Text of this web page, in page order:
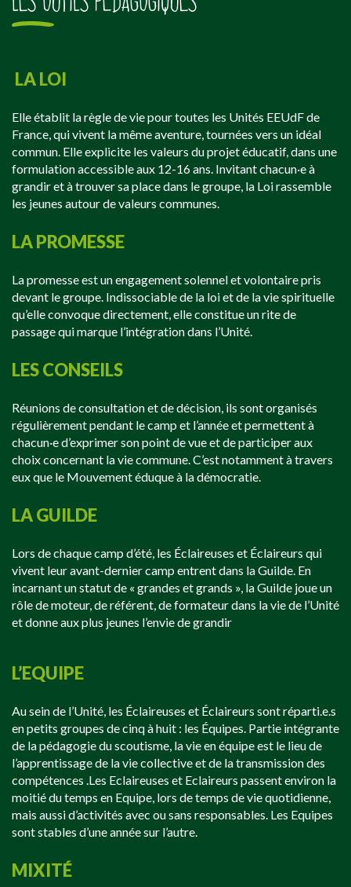
LA LOI
Elle établit la règle de vie pour toutes les Unités EEUdF de
France, qui vivent la même aventure, tournées vers un idéal
commun. Elle explicite les valeurs du projet éducatif, dans une
formulation accessible aux 12-16 ans. Invitant chacun·e à
grandir et à trouver sa place dans le groupe, la Loi rassemble
les jeunes autour de valeurs communes.
LA PROMESSE
La promesse est un engagement solennel et volontaire pris
devant le groupe. Indissociable de la loi et de la vie spirituelle
qu’elle convoque directement, elle constitue un rite de
passage qui marque l’intégration dans l’Unité.
LES CONSEILS
Réunions de consultation et de décision, ils sont organisés
régulièrement pendant le camp et l’année et permettent à
chacun·e d’exprimer son point de vue et de participer aux
choix concernant la vie commune. C’est notamment à travers
eux que le Mouvement éduque à la démocratie.
LA GUILDE
Lors de chaque camp d’été, les Éclaireuses et Éclaireurs qui
vivent leur avant-dernier camp entrent dans la Guilde. En
incarnant un statut de « grandes et grands », la Guilde joue un
rôle de moteur, de référent, de formateur dans la vie de l’Unité
et donne aux plus jeunes l’envie de grandir
L’EQUIPE
Au sein de l’Unité, les Éclaireuses et Éclaireurs sont réparti.e.s
en petits groupes de cinq à huit : les Équipes. Partie intégrante
de la pédagogie du scoutisme, la vie en équipe est le lieu de
l’apprentissage de la vie collective et de la transmission des
compétences .Les Eclaireuses et Eclaireurs passent environ la
moitié du temps en Equipe, lors de temps de vie quotidienne,
mais aussi d’activités avec ou sans responsables. Les Equipes
sont stables d’une année sur l’autre.
MIXITÉ